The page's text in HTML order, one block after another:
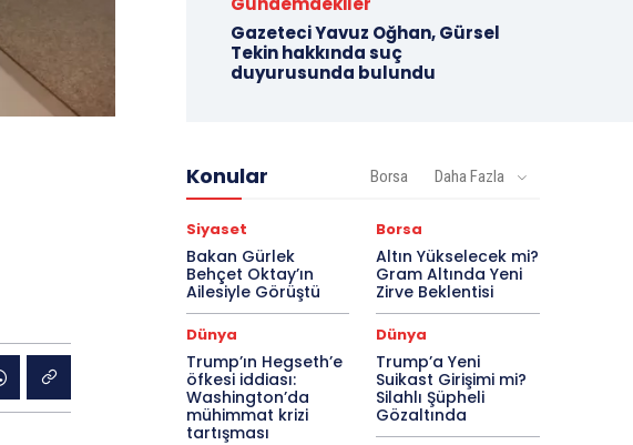
Gazeteci Yavuz Oğhan, Gürsel
Tekin hakkında suç
duyurusunda bulundu
Konular Borsa Daha Fazla
Siyaset
Bakan Gürlek
Behçet Oktay’ın
Ailesiyle Görüştü
Borsa
Altın Yükselecek mi?
Gram Altında Yeni
Zirve Beklentisi
Dünya
Trump’ın Hegseth’e
öfkesi iddiası:
Washington’da
mühimmat krizi
tartışması
Dünya
Trump’a Yeni
Suikast Girişimi mi?
Silahlı Şüpheli
Gözaltında